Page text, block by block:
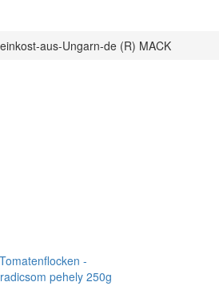
aus-Ungarn-de (R) MACK